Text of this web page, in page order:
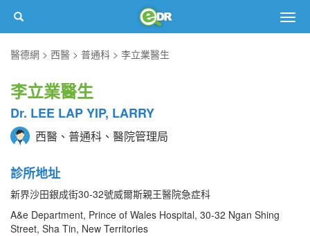
醫德網
西醫 普通科 李立業醫生
李立業醫生
Dr. LEE LAP YIP, LARRY
西醫、普通科、醫院管理局
診所地址
新界沙田銀成街30-32號威爾斯親王醫院急症科
A&e Department, Prince of Wales Hospital, 30-32 Ngan Shing
Street, Sha Tin, New Territories